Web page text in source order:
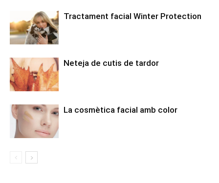
Tractament facial Winter Protection
Neteja de cutis de tardor
La cosmètica facial amb color